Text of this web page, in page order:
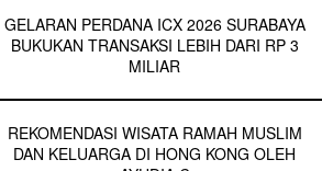
GELARAN PERDANA ICX 2026 SURABAYA
BUKUKAN TRANSAKSI LEBIH DARI RP 3
MILIAR
REKOMENDASI WISATA RAMAH MUSLIM
DAN KELUARGA DI HONG KONG OLEH